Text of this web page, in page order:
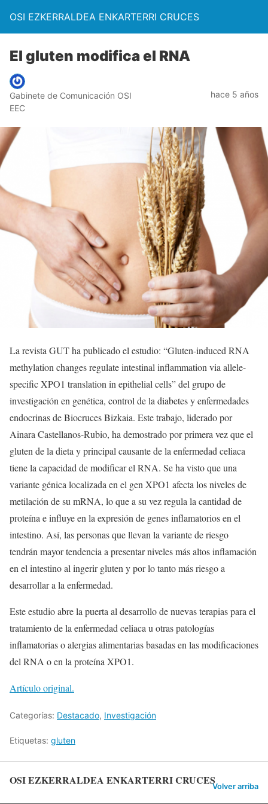
OSI EZKERRALDEA ENKARTERRI CRUCES
El gluten modifica el RNA
Gabinete de Comunicación OSI
EEC
hace 5 años
La revista GUT ha publicado el estudio: “Gluten-induced RNA
methylation changes regulate intestinal inflammation via allele-
specific XPO1 translation in epithelial cells” del grupo de
investigación en genética, control de la diabetes y enfermedades
endocrinas de Biocruces Bizkaia. Este trabajo, liderado por
Ainara Castellanos-Rubio, ha demostrado por primera vez que el
gluten de la dieta y principal causante de la enfermedad celiaca
tiene la capacidad de modificar el RNA. Se ha visto que una
variante génica localizada en el gen XPO1 afecta los niveles de
metilación de su mRNA, lo que a su vez regula la cantidad de
proteína e influye en la expresión de genes inflamatorios en el
intestino. Así, las personas que llevan la variante de riesgo
tendrán mayor tendencia a presentar niveles más altos inflamación
en el intestino al ingerir gluten y por lo tanto más riesgo a
desarrollar a la enfermedad.
Este estudio abre la puerta al desarrollo de nuevas terapias para el
tratamiento de la enfermedad celiaca u otras patologías
inflamatorias o alergias alimentarias basadas en las modificaciones
del RNA o en la proteína XPO1.
Artículo original.
Categorías: Destacado, Investigación
Etiquetas: gluten
OSI EZKERRALDEA ENKARTERRI CRUCESVolver arriba